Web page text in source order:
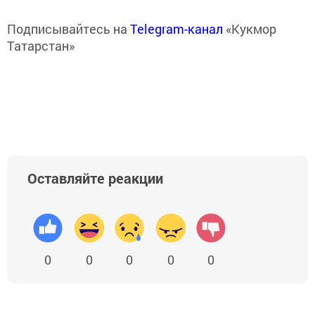
Подписывайтесь на Telegram-канал «Кукмор
Татарстан»
Оставляйте реакции
0 0 0 0 0